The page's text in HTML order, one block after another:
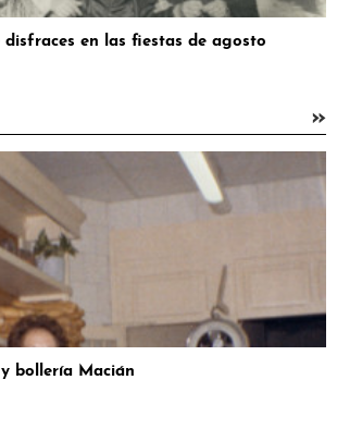
en las fiestas de agosto
»
bollería Macián